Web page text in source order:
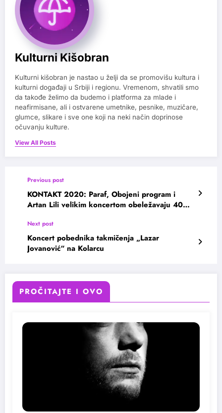
Kulturni Kišobran
Kulturni kišobran je nastao u želji da se promovišu kultura i
kulturni događaji u Srbiji i regionu. Vremenom, shvatili smo
da takođe želimo da budemo i platforma za mlade i
neafirmisane, ali i ostvarene umetnike, pesnike, muzičare,
glumce, slikare i sve one koji na neki način doprinose
očuvanju kulture.
View All Posts
Previous post
KONTAKT 2020: Paraf, Obojeni program i
Artan Lili velikim koncertom obeležavaju 40
Next post
Koncert pobednika takmičenja „Lazar
Jovanović“ na Kolarcu
PROČITAJTE I OVO